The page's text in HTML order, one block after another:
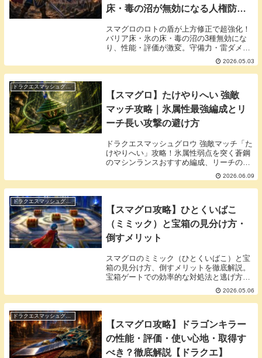
床・毒の沼が無効になる人権防具
スマグロのロトの盾が上方修正で超強化！
バリア床・氷の床・毒の沼の3種無効にな
り、性能・評価が激変。守備力・雷ダメー
ジアップ・職業問わず使える汎用性を徹底
解説。今後の人権装備としておすすめで
す。
2026.05.03
ドラクエスマッシュグロウ
【スマグロ】たけやりへい 強敵
マッチ攻略｜氷属性最強編成とリ
ーチ長い攻撃の避け方
ドラクエスマッシュグロウ 強敵マッチ「た
けやりへい」攻略！氷属性弱点を突く蒼鋼
のマシンランスおすすめ編成、リーチの長
い攻撃の対処法、累積ポイント報酬のキラ
ーマシンシリーズふくびき券まで徹底解
説。挑戦状の入手から高スコア安定まで実
2026.06.09
ドラクエスマッシュグロウ
【スマグロ攻略】ひとくいばこ
（ミミック）と宝箱の見分け方・
倒すメリット
スマグロのミミック（ひとくいばこ）と宝
箱の見分け方、倒すメリットを徹底解説。
宝箱ゲートでの効率的な対処法と逃げ方を
2026.05.06
ドラクエスマッシュグロウ
【スマグロ攻略】ドラゴンキラー
の性能・評価・使い心地・取得す
べき？徹底解説【ドラクエ】